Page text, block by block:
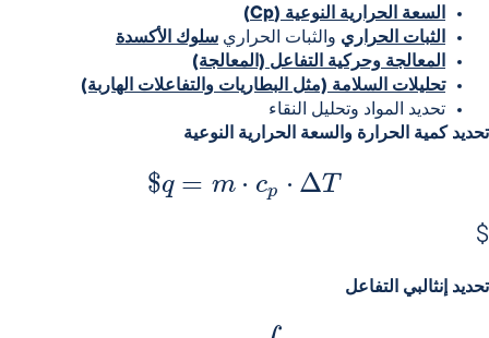
السعة الحرارية النوعية (Cp)
الثبات الحراري والثبات الحراري سلوك الأكسدة
المعالجة وحركية التفاعل (المعالجة)
تحليلات السلامة (مثل البطاريات والتفاعلات الهاربة)
تحديد المواد وتحليل النقاء
تحديد كمية الحرارة والسعة الحرارية النوعية
$q = m ⋅ cp ⋅ ΔT
$
تحديد إنثالبي التفاعل